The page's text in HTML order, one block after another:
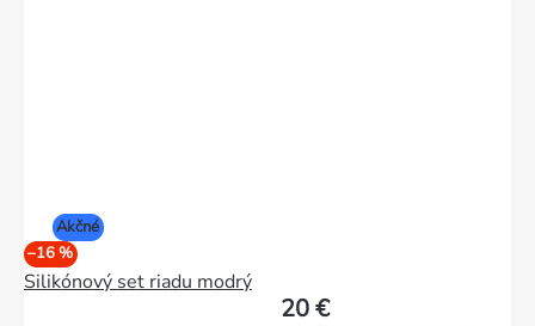
Akčné
–16 %
Silikónový set riadu modrý
20 €